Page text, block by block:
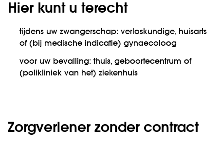
Hier kunt u terecht
tijdens uw zwangerschap: verloskundige, huisarts
of (bij medische indicatie) gynaecoloog
voor uw bevalling: thuis, geboortecentrum of
(polikliniek van het) ziekenhuis
Zorgverlener zonder contract